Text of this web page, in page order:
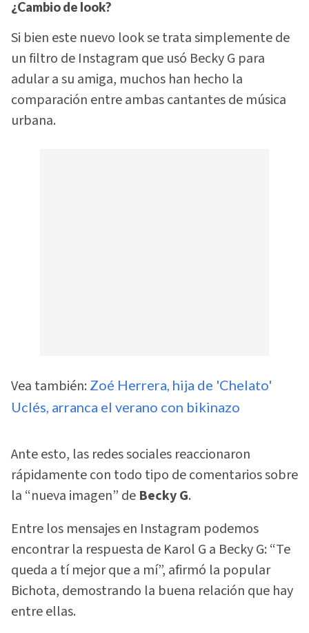
¿Cambio de look?
Si bien este nuevo look se trata simplemente de
un filtro de Instagram que usó Becky G para
adular a su amiga, muchos han hecho la
comparación entre ambas cantantes de música
urbana.
Vea también: Zoé Herrera, hija de 'Chelato'
Uclés, arranca el verano con bikinazo
Ante esto, las redes sociales reaccionaron
rápidamente con todo tipo de comentarios sobre
la “nueva imagen” de Becky G.
Entre los mensajes en Instagram podemos
encontrar la respuesta de Karol G a Becky G: “Te
queda a tí mejor que a mí”, afirmó la popular
Bichota, demostrando la buena relación que hay
entre ellas.